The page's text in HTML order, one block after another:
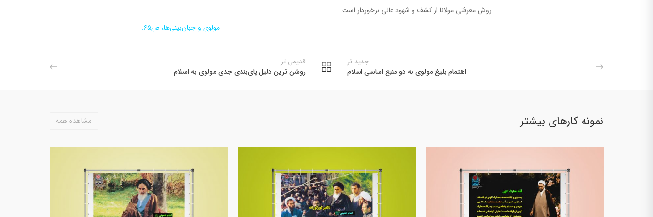
روش معرفتی مولانا از کشف و شهود عالی برخوردار است.
مولوی و جهان‌بینی‌ها، ص۶۵.
جدید تر
اهتمام بلیغ مولوی به دو منبع اساسی اسلام
قدیمی تر
روشن ترین دلیل پای‌بندی جدی مولوی به اسلام
نمونه کارهای بیشتر مشاهده همه